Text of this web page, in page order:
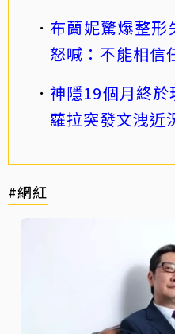
布蘭妮驚爆整
怒喊：不能相信
神隱19個月終
蘿拉突發文洩近
#網紅